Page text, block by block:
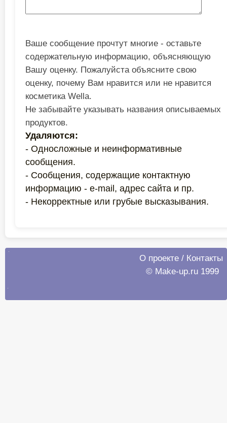
Ваше сообщение прочтут многие - оставьте
содержательную информацию, объясняющую
Вашу оценку. Пожалуйста объясните свою
оценку, почему Вам нравится или не нравится
косметика Wella.
Не забывайте указывать названия описываемых
продуктов.
Удаляются:
- Односложные и неинформативные
сообщения.
- Сообщения, содержащие контактную
информацию - e-mail, адрес сайта и пр.
- Некорректные или грубые высказывания.
О проекте / Контакты
© Make-up.ru 1999